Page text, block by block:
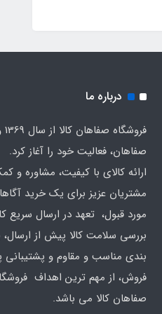
درباره ما
صفاهان، فعالیت خود را آغاز کرد.
ارائه کالای با کیفیت، مشاوره و
مشتریان عزیز برای یک خرید
مورد قبول، تعهد در ارسال سریع
بررسی سلامت کالا پیش از ارسال،
بندی مناسب و مقاوم و
فروش، از مهم ترین اهداف
صفاهان کالا می باشد.